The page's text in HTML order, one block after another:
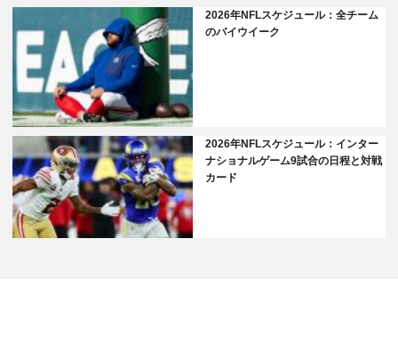
2026年NFLスケジュール：全チーム
のバイウイーク
2026年NFLスケジュール：インター
ナショナルゲーム9試合の日程と対戦
カード